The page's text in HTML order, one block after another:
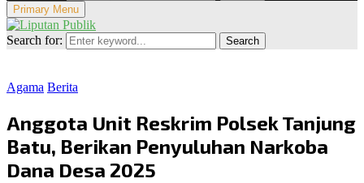
Primary Menu
Search for: Search
Agama Berita
Anggota Unit Reskrim Polsek Tanjung
Batu, Berikan Penyuluhan Narkoba
Dana Desa 2025